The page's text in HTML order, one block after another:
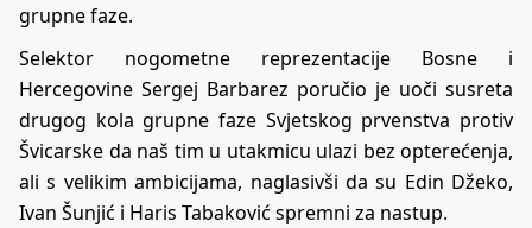
grupne faze.
Selektor nogometne reprezentacije Bosne i
Hercegovine Sergej Barbarez poručio je uoči susreta
drugog kola grupne faze Svjetskog prvenstva protiv
Švicarske da naš tim u utakmicu ulazi bez opterećenja,
ali s velikim ambicijama, naglasivši da su Edin Džeko,
Ivan Šunjić i Haris Tabaković spremni za nastup.